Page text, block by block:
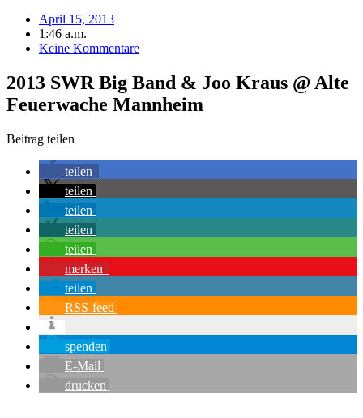
April 15, 2013
1:46 a.m.
Keine Kommentare
2013 SWR Big Band & Joo Kraus @ Alte
Feuerwache Mannheim
Beitrag teilen
teilen
teilen
teilen
teilen
teilen
merken
teilen
RSS-feed
spenden
E-Mail
drucken